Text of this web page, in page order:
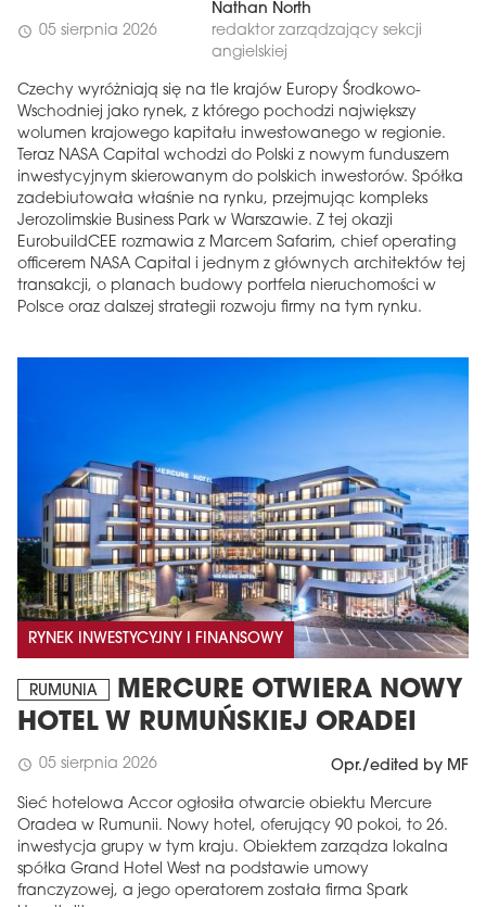
schedule 05 sierpnia 2026
Nathan North
redaktor zarządzający sekcji
angielskiej
Czechy wyróżniają się na tle krajów Europy Środkowo-
Wschodniej jako rynek, z którego pochodzi największy
wolumen krajowego kapitału inwestowanego w regionie.
Teraz NASA Capital wchodzi do Polski z nowym funduszem
inwestycyjnym skierowanym do polskich inwestorów. Spółka
zadebiutowała właśnie na rynku, przejmując kompleks
Jerozolimskie Business Park w Warszawie. Z tej okazji
EurobuildCEE rozmawia z Marcem Safarim, chief operating
officerem NASA Capital i jednym z głównych architektów tej
transakcji, o planach budowy portfela nieruchomości w
Polsce oraz dalszej strategii rozwoju firmy na tym rynku.
RYNEK INWESTYCYJNY I FINANSOWY
RUMUNIA
MERCURE OTWIERA NOWY
HOTEL W RUMUŃSKIEJ ORADEI
schedule 05 sierpnia 2026 Opr./edited by MF
Sieć hotelowa Accor ogłosiła otwarcie obiektu Mercure
Oradea w Rumunii. Nowy hotel, oferujący 90 pokoi, to 26.
inwestycja grupy w tym kraju. Obiektem zarządza lokalna
spółka Grand Hotel West na podstawie umowy
franczyzowej, a jego operatorem została firma Spark